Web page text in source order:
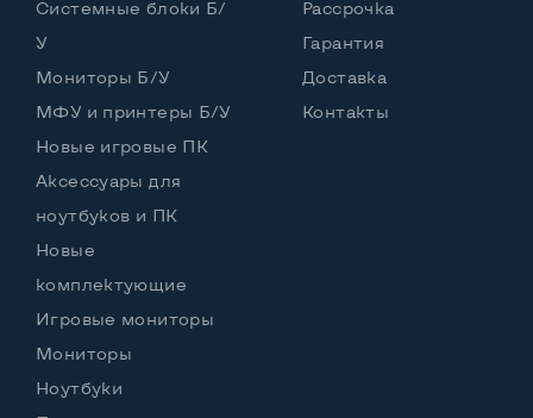
Интерфейс подключения Display portНет
Нет
Остальные возможности:
Блок питания
Регулировка положения дисплея
Наклон, вверх вниз
Системные блоки Б/
У
Мониторы Б/У
МФУ и принтеры Б/У
Новые игровые ПК
Аксессуары для
ноутбуков и ПК
Новые
комплектующие
Игровые мониторы
Мониторы
Ноутбуки
Рассрочка
Гарантия
Доставка
Контакты